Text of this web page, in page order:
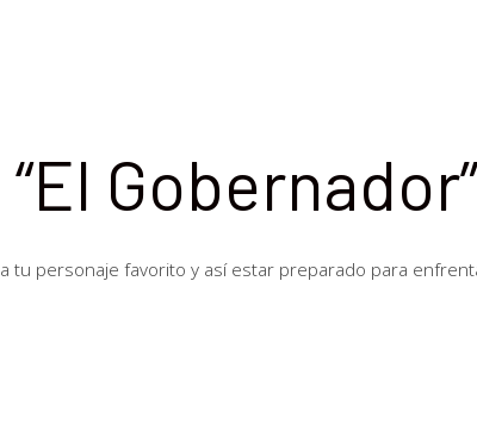
Gobernador”
personaje favorito y así estar preparado para